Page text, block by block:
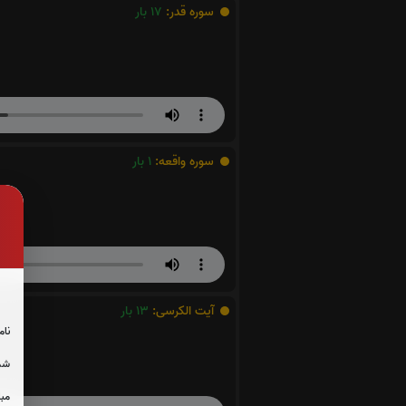
سوره قدر: 17 بار
سوره واقعه: 1 بار
آیت الکرسی: 13 بار